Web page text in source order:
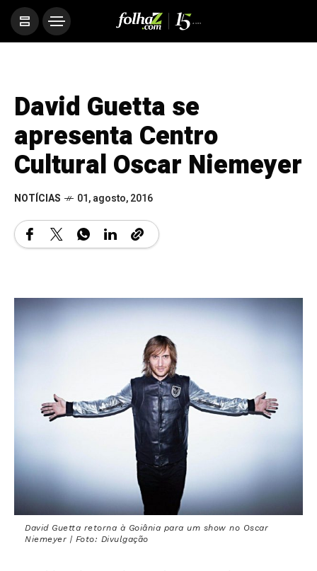
David Guetta se
apresenta Centro
Cultural Oscar Niemeyer
NOTÍCIAS 01, agosto, 2016
David Guetta retorna à Goiânia para um show no Oscar
Niemeyer | Foto: Divulgação